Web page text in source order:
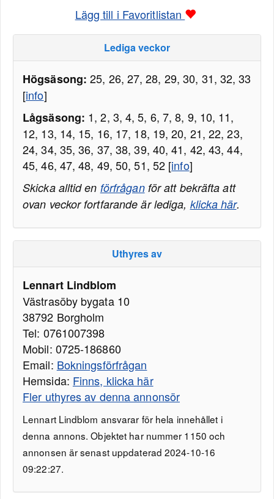
Lägg till i Favoritlistan
Lediga veckor
Högsäsong: 25, 26, 27, 28, 29, 30, 31, 32, 33
[info]
Lågsäsong: 1, 2, 3, 4, 5, 6, 7, 8, 9, 10, 11,
12, 13, 14, 15, 16, 17, 18, 19, 20, 21, 22, 23,
24, 34, 35, 36, 37, 38, 39, 40, 41, 42, 43, 44,
45, 46, 47, 48, 49, 50, 51, 52 [info]
Skicka alltid en förfråganför att bekräfta att
ovan veckor fortfarande är lediga, klicka här.
Uthyres av
Lennart Lindblom
Västrasöby bygata 10
38792 Borgholm
Tel: 0761007398
Mobil: 0725-186860
Email: Bokningsförfrågan
Hemsida: Finns, klicka här
Fler uthyres av denna annonsör
Lennart Lindblom ansvarar för hela innehållet i
denna annons. Objektet har nummer 1150 och
annonsen är senast uppdaterad 2024-10-16
09:22:27.